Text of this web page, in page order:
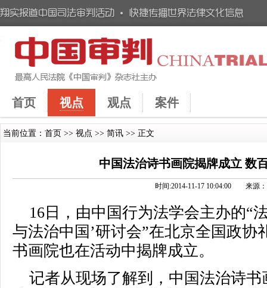
首页 视点 观点 案件
当前位置： 首页 >> 视点 >> 简讯 >> 正文
中国法治诗书画院揭牌成立 数
时间:2014-11-17 10:04:00 来源
16日，由中国行为法学会主办的“
与法治中国’研讨会”在北京全国政
书画院也在活动中揭牌成立。
记者从现场了解到，中国法治诗